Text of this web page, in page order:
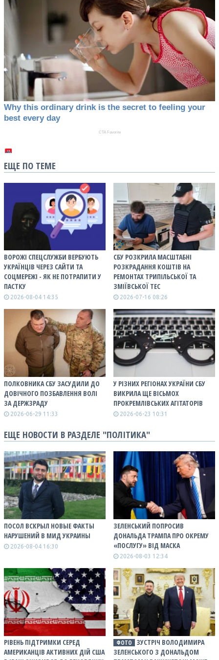
ЕЩЕ ПО ТЕМЕ
ВОРОЖІ СПЕЦСЛУЖБИ ВЕРБУЮТЬ
УКРАЇНЦІВ ЧЕРЕЗ САЙТИ ТА
СОЦМЕРЕЖІ - ЯК НЕ ПОТРАПИТИ У
ПАСТКУ
2026-08-04 14:35
СБУ РОЗКРИЛА МАСШТАБНІ
РОЗКРАДАННЯ КОШТІВ НА
РЕМОНТАХ ТРИПІЛЬСЬКОЇ ТА
ЗМІЇВСЬКОЇ ТЕС
2026-07-16 08:26
ПОЛКОВНИКА СБУ ЗАСУДИЛИ ДО
ДОВІЧНОГО ПОЗБАВЛЕННЯ ВОЛІ
ЗА ДЕРЖЗРАДУ
2026-06-29 11:33
У РІЗНИХ РЕГІОНАХ УКРАЇНИ СБУ
ВИКРИЛА ЩЕ ВІСЬМОХ
ПРОКРЕМЛІВСЬКИХ АГІТАТОРІВ
2026-06-23 10:31
ЕЩЕ НОВОСТИ В РАЗДЕЛЕ "ПОЛІТИКА"
ПОСОЛ ВСКРЫЛ НОВЫЕ ФАКТЫ
НАРУШЕНИЙ В МИД УКРАИНЫ
2026-08-04 16:30
ЗЕЛЕНСЬКИЙ ПОПРОСИВ
ДОНАЛЬДА ТРАМПА ПРО ОКРЕМУ
«ПОСЛУГУ» ВІД МАСКА
2026-08-03 12:34
РІВЕНЬ ПІДТРИМКИ СЕРЕД
АМЕРИКАНЦІВ АКТИВНИХ ДІЙ США
ФОТО
ЗУСТРІЧ ВОЛОДИМИРА
ЗЕЛЕНСЬКОГО З ДОНАЛЬДОМ